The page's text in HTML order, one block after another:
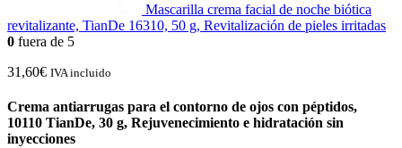
Mascarilla crema facial de noche biótica
revitalizante, TianDe 16310, 50 g, Revitalización de pieles irritadas
0 fuera de 5
31,60€ IVA incluido
Crema antiarrugas para el contorno de ojos con péptidos,
10110 TianDe, 30 g, Rejuvenecimiento e hidratación sin
inyecciones